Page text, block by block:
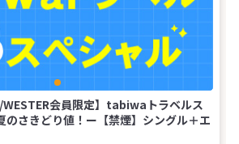
会員限定】tabiwaトラベルス
さきどり値！ー【禁煙】シングル＋エ